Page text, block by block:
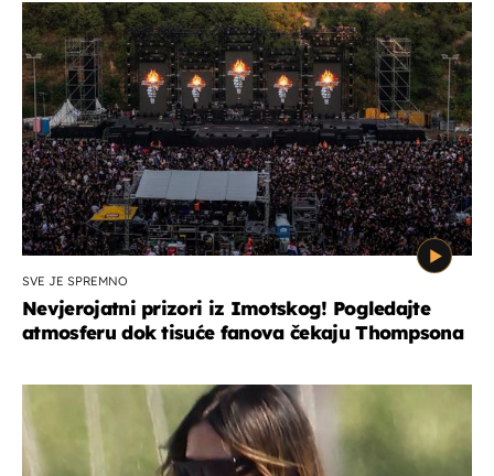
SVE JE SPREMNO
Nevjerojatni prizori iz Imotskog! Pogledajte
atmosferu dok tisuće fanova čekaju Thompsona